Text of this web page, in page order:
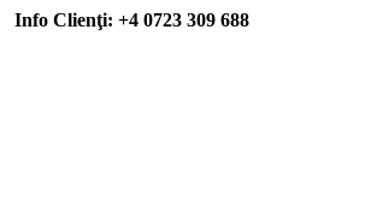
Info Clienţi: +4 0723 309 688